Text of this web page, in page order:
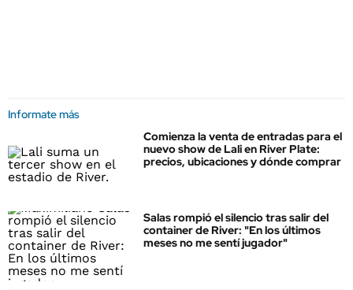
Informate más
Comienza la venta de entradas para el
nuevo show de Lali en River Plate:
precios, ubicaciones y dónde comprar
Salas rompió el silencio tras salir del
container de River: "En los últimos
meses no me sentí jugador"